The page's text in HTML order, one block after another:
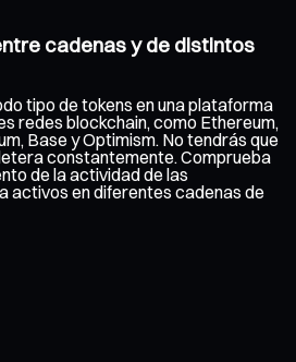
cadenas y de distintos
tipo de tokens en una plataforma
redes blockchain, como Ethereum,
Base y Optimism. No tendrás que
constantemente. Comprueba
de la actividad de las
activos en diferentes cadenas de